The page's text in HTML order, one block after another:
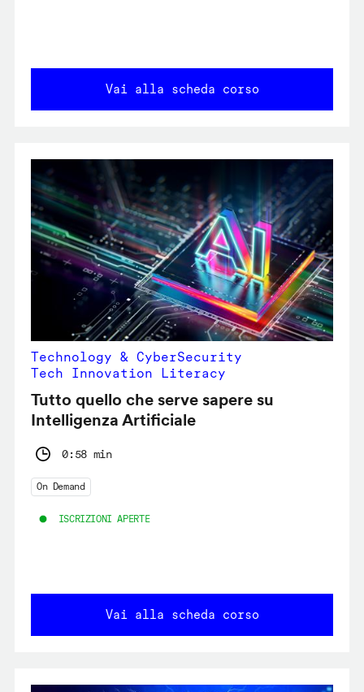
Vai alla scheda corso
Technology & CyberSecurity
Tech Innovation Literacy
Tutto quello che serve sapere su
Intelligenza Artificiale
0:58 min
On Demand
ISCRIZIONI APERTE
Vai alla scheda corso